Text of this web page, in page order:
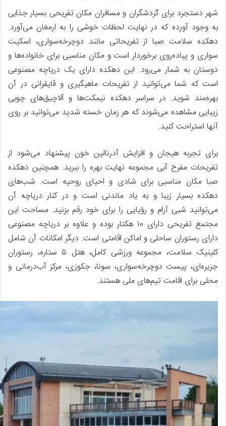
شهر دستجرد برای گردشگران و مسافران مکان تفریحی بسیار جذابی
به وجود آورده که در نهایت لحظات خوشی را به ارمغان می‌آورد.
دهکده سلامت صبا از تفریحاتی مانند دوچرخه‌سواری، اسکیت
سواری و پیاده‌روی برخوردار است و مکان مناسبی برای خانواده‌ها و
دوستان به شمار می‌رود. این دهکده دارای یک دریاچه مصنوعی
است که شما می‌توانید از تفریحات ماهیگیری و قایقرانی در آن
بهره‌مند شوید. در سراسر دهکده نیمکت‌ها و آلاچیق‌های چوبی
زیبایی مشاهده می‌شوند که هر زمان خسته شدید می‌توانید بر روی
آنها استراحت کنید.
برای تجربه هیجان و افزایش آدرنالین خون پیشنهاد می‌شود از
تفریحات مفرح آبی مجموعه نهایت بهره را ببرید. همچنین دهکده
صبا مکان مناسبی برای شادی و احیای روحیه است. شب‌های
دهکده بسیار زیبا و به یاد ماندنی است و در کنار دریاچه آن
می‌توانید شبی آرام و رؤیایی را برای خود رقم بزنید. مساحت این
مجتمع تفریحی دارای ۱۰ هکتار بوده و علاوه بر دریاچه مصنوعی
دارای رستوران ساحلی و اماکن اقامتی است. دیگر امکانات آن شامل
کلینیک سلامت، مجموعه ورزشی کامل، هتل ۵ ستاره، رستوران
جزیره‌ای، پیست دوچرخه‌سواری، سونا، جکوزی، مرکز آب‌درمانی و
محلی برای اقامت تیم‌های ملی هستند.